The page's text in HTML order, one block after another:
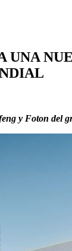
UNA
y Foton del